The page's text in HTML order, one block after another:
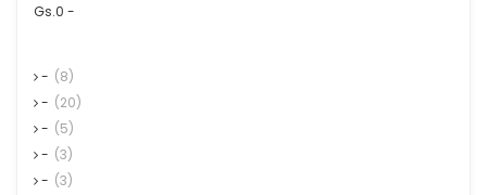
Gs.0 -
- (8)
- (20)
- (5)
- (3)
- (3)